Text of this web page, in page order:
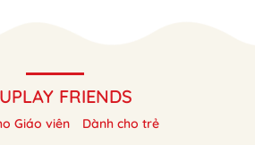
FRIENDS
Giáo viên Dành cho trẻ